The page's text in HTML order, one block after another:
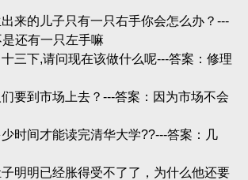
来的儿子只有一只右手你会怎么办？---
还有一只左手嘛
三下,请问现在该做什么呢---答案：修理
要到市场上去？---答案：因为市场不会
时间才能读完清华大学??---答案：几
明明已经胀得受不了了，为什么他还要